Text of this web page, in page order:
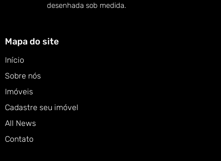
desenhada sob medida.
Mapa do site
Início
Sobre nós
Imóveis
Cadastre seu imóvel
All News
Contato